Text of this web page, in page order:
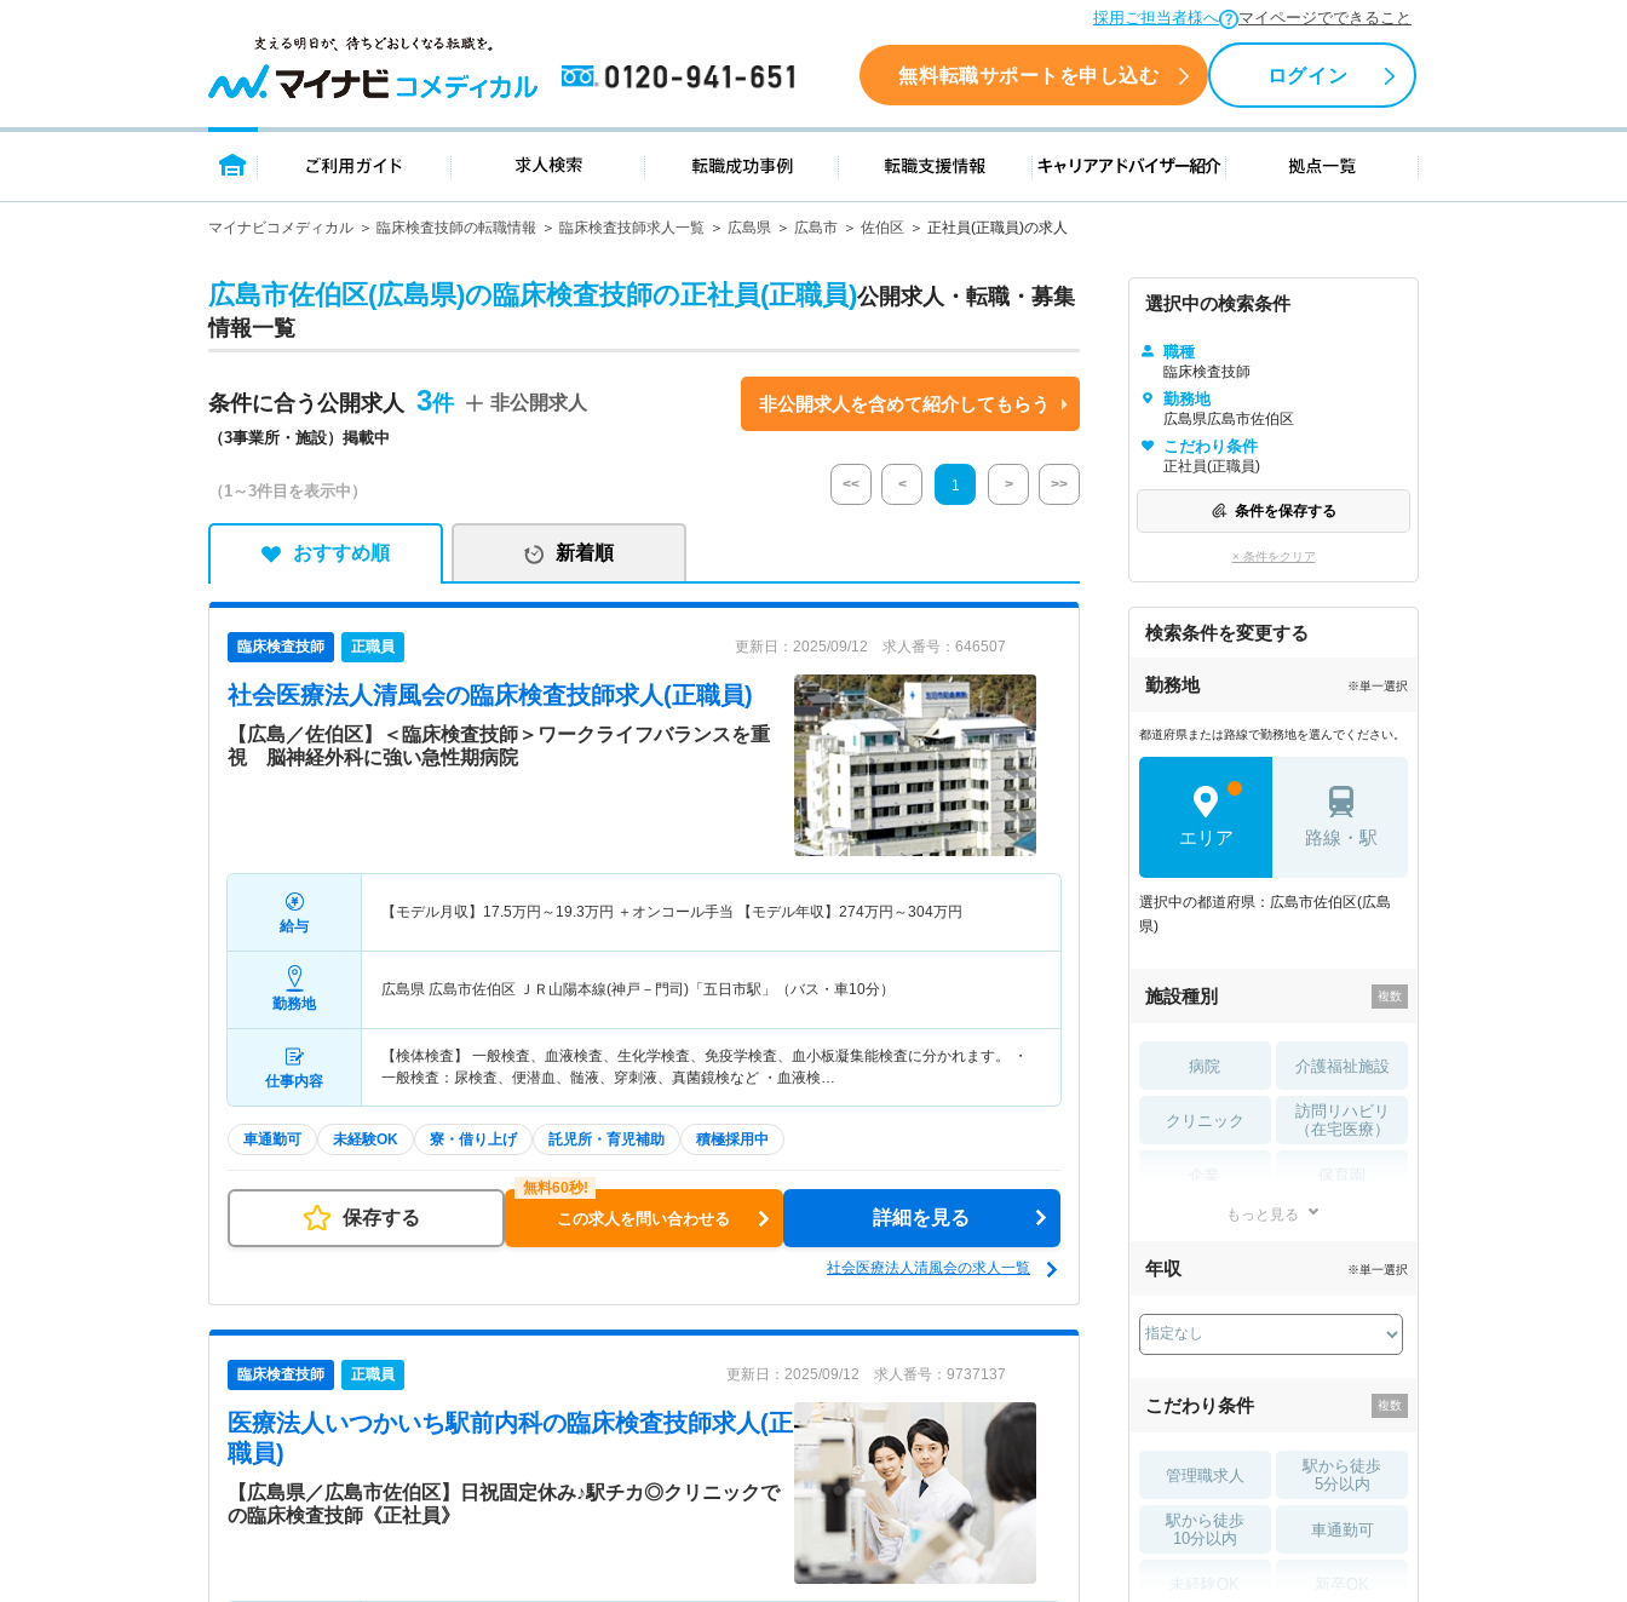
採用ご担当者様へ マイページでできること
0120-941-651 無料転職サポートを申し込む ログイン
トップページ ご利用ガイド 求人検索 転職成功事例 転職支援情報 キャリアアドバイザー紹介 拠点一覧
マイナビコメディカル 臨床検査技師の転職情報 臨床検査技師求人一覧 広島県 広島市 佐伯区 正社員(正職員)の求人
広島市佐伯区(広島県)の臨床検査技師の正社員(正職員)公開求人・転職・募集
情報一覧
条件に合う公開求人 3
（3事業所・施設）掲載中
非公開求人 非公開求人を含めて紹介してもらう
（1～3件目を表示中） << < 1 > >>
おすすめ順 新着順
臨床検査技師 正職員 更新日：2025/09/12 求人番号：646507
社会医療法人清風会の臨床検査技師求人(正職員)
【広島／佐伯区】＜臨床検査技師＞ワークライフバランスを重
視 脳神経外科に強い急性期病院
給与
【モデル月収】 17.5万円～ 19.3万円 ＋オンコール手当 【モデル年収】 274万円～304万円
勤務地
広島県 広島市佐伯区 ＪＲ山陽本線(神戸－門司)「五日市駅」（バス・車10分）
仕事内容
【検体検査】 一般検査、血液検査、生化学検査、免疫学検査、血小板凝集能検査に分かれます。 ・
一般検査：尿検査、便潜血、髄液、穿刺液、真菌鏡検など ・血液検…
車通勤可 未経験OK 寮・借り上げ 託児所・育児補助 積極採用中
保存する この求人を問い合わせる 詳細を見る
社会医療法人清風会の求人一覧
臨床検査技師 正職員 更新日：2025/09/12 求人番号：9737137
医療法人いつかいち駅前内科の臨床検査技師求人(正
職員)
【広島県／広島市佐伯区】日祝固定休み♪駅チカ◎クリニックで
の臨床検査技師《正社員》
選択中の検索条件
職種
臨床検査技師
勤務地
広島県広島市佐伯区
こだわり条件
正社員(正職員)
条件を保存する
× 条件をクリア
検索条件を変更する
勤務地 ※単一選択
都道府県または路線で勤務地を選んでください。
エリア 路線・駅
選択中の都道府県：広島市佐伯区(広島
県)
施設種別
病院 介護福祉施設
クリニック
訪問リハビリ
（在宅医療）
薬局・
もっと見る
年収 ※単一選択
こだわり条件
管理職求人
駅から徒歩
5分以内
駅から徒歩
10分以内
車通勤可